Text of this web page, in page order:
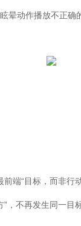
动作播放不正确
“目标，而非行动
不再发生同一目